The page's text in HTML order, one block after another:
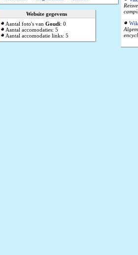
Website gegevens
Aantal foto's van Goudi: 0
Aantal accomodaties: 5
Aantal accomodatie links: 5